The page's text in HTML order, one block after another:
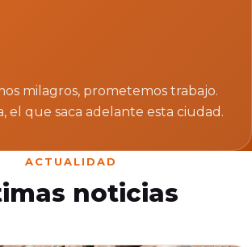
milagros, prometemos trabajo.
el que saca adelante esta ciudad.
ACTUALIDAD
noticias